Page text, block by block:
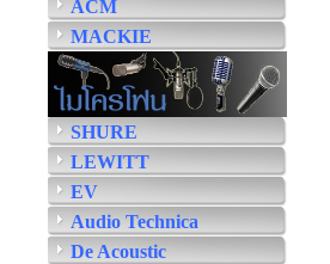
ACM
MACKIE
SHURE
LEWITT
EV
Audio Technica
De Acoustic